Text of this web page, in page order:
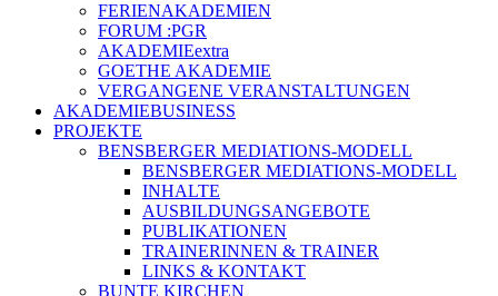
FERIENAKADEMIEN
FORUM :PGR
AKADEMIEextra
GOETHE AKADEMIE
VERGANGENE VERANSTALTUNGEN
AKADEMIEBUSINESS
PROJEKTE
BENSBERGER MEDIATIONS-MODELL
BENSBERGER MEDIATIONS-MODELL
INHALTE
AUSBILDUNGSANGEBOTE
PUBLIKATIONEN
TRAINERINNEN & TRAINER
LINKS & KONTAKT
BUNTE KIRCHEN